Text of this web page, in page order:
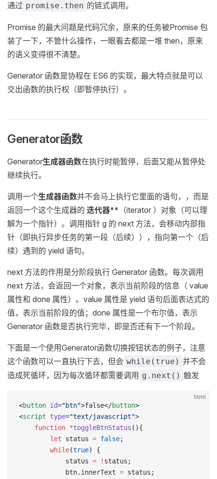
通过 promise.then 的链式调用。
Promise 的最大问题是代码冗余，原来的任务被Promise 包
装了一下，不管什么操作，一眼看去都是一堆 then，原来
的语义变得很不清楚。
Generator 函数是协程在 ES6 的实现，最大特点就是可以
交出函数的执行权（即暂停执行）。
Generator函数
Generator生成器函数在执行时能暂停，后面又能从暂停处
继续执行。
调用一个生成器函数并不会马上执行它里面的语句，，而是
返回一个这个生成器的 迭代器**（iterator ）对象（可以理
解为一个指针）。调用指针 g 的 next 方法，会移动内部指
针（即执行异步任务的第一段（后续）），指向第一个（后
续）遇到的 yield 语句。
next 方法的作用是分阶段执行 Generator 函数。每次调用
next 方法，会返回一个对象，表示当前阶段的信息（ value
属性和 done 属性）。value 属性是 yield 语句后面表达式的
值，表示当前阶段的值；done 属性是一个布尔值，表示
Generator 函数是否执行完毕，即是否还有下一个阶段。
下面是一个使用Generator函数切换按钮状态的例子，注意
这个函数可以一直执行下去，但会 while(true) 并不会
造成死循环，因为每次循环都需要调用 g.next() 触发
html
<button id="btn">false</button>
<script type="text/javascript">
	function
*toggleBtnStatus (){
		let
status = false;
		while
(true) {
			status
= ! status;
			btn.innerText
= status;